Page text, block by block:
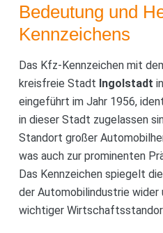
Bedeutung und
Kennzeichens
Das Kfz-Kennzeichen mit
kreisfreie Stadt Ingolstadt
eingeführt im Jahr 1956,
in dieser Stadt zugelassen
Standort großer
was auch zur prominenten
Das Kennzeichen spiegelt
der Automobilindustrie
wichtiger